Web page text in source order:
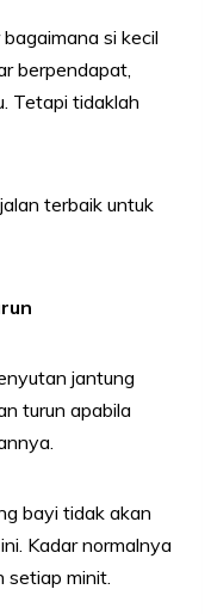
si kecil
berpendapat,
Tetapi tidaklah
terbaik untuk
jantung
turun apabila
bayi tidak akan
Kadar normalnya
minit.